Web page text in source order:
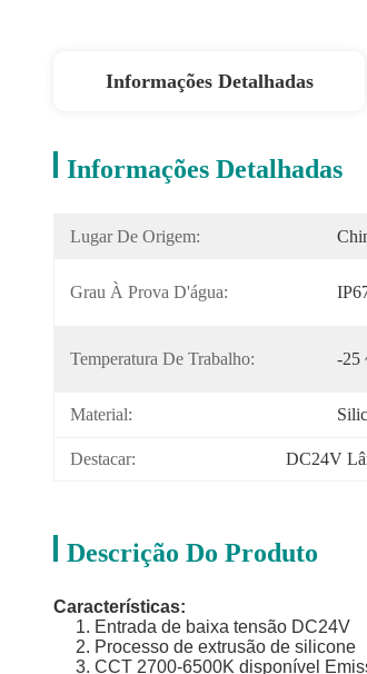
Informações Detalhadas
Informações Detalhadas
Lugar De Origem:
Grau À Prova D'água:
Temperatura De Trabalho: -25
Material:
Destacar: DC24V
Descrição Do Produto
Características:
1. Entrada de baixa tensão DC24V
2. Processo de extrusão de silicone
3. CCT 2700-6500K disponível